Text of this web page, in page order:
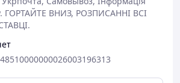
ГОРТАЙТЕ ВНИЗ, РОЗПИСАННІ ВСІ